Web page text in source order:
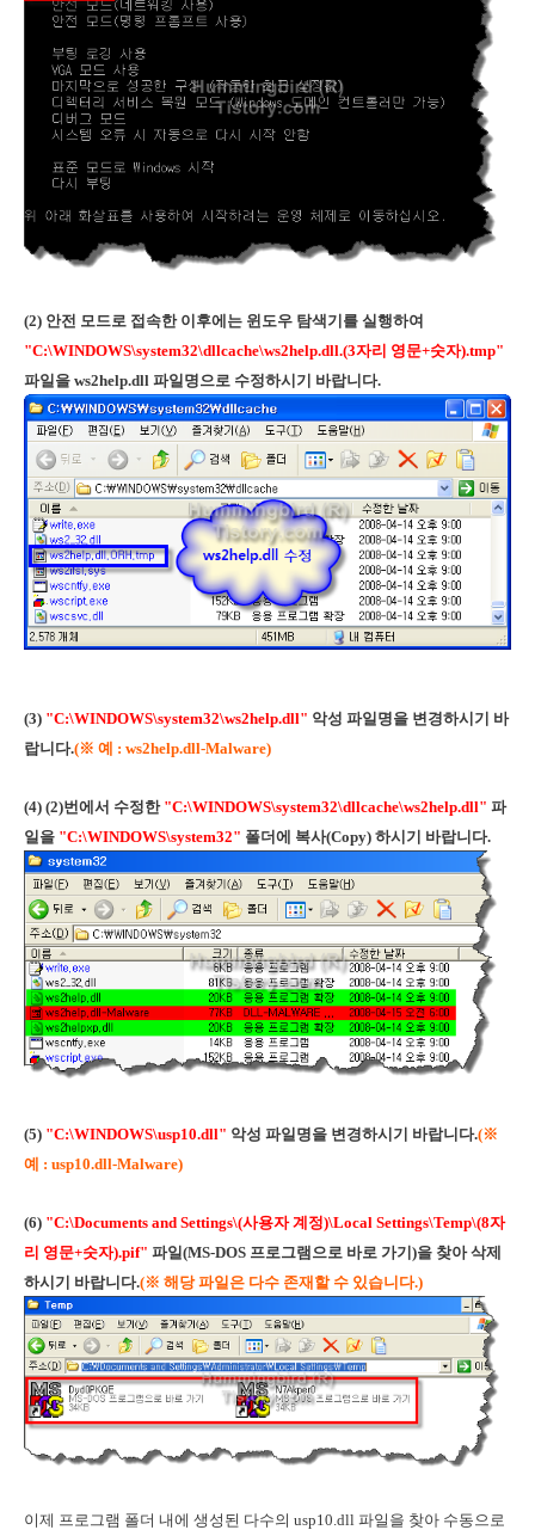
(2) 안전 모드로 접속한 이후에는 윈도우 탐색기를 실행하여
"C:\WINDOWS\system32\dllcache\ws2help.dll.(3자리 영문+숫자).tmp"
파일을 ws2help.dll 파일명으로 수정하시기 바랍니다.
(3) "C:\WINDOWS\system32\ws2help.dll" 악성 파일명을 변경하시기 바
랍니다.(※ 예 : ws2help.dll-Malware)
(4) (2)번에서 수정한 "C:\WINDOWS\system32\dllcache\ws2help.dll" 파
일을 "C:\WINDOWS\system32" 폴더에 복사(Copy) 하시기 바랍니다.
(5) "C:\WINDOWS\usp10.dll" 악성 파일명을 변경하시기 바랍니다.(※
예 : usp10.dll-Malware)
(6) "C:\Documents and Settings\(사용자 계정)\Local Settings\Temp\(8자
리 영문+숫자).pif" 파일(MS-DOS 프로그램으로 바로 가기)을 찾아 삭제
하시기 바랍니다.(※ 해당 파일은 다수 존재할 수 있습니다.)
이제 프로그램 폴더 내에 생성된 다수의 usp10.dll 파일을 찾아 수동으로